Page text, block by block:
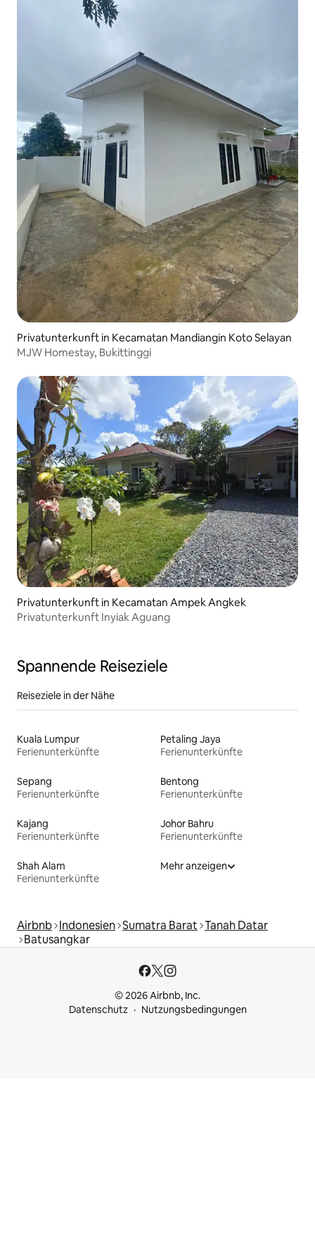
Privatunterkunft in Kecamatan Mandiangin Koto Selayan
MJW Homestay, Bukittinggi
Privatunterkunft in Kecamatan Ampek Angkek
Privatunterkunft Inyiak Aguang
Spannende Reiseziele
Reiseziele in der Nähe
Kuala Lumpur
Ferienunterkünfte
Petaling Jaya
Ferienunterkünfte
Sepang
Ferienunterkünfte
Bentong
Ferienunterkünfte
Kajang
Ferienunterkünfte
Johor Bahru
Ferienunterkünfte
Shah Alam
Ferienunterkünfte
Mehr anzeigen
Airbnb Indonesien Sumatra Barat Tanah Datar
Batusangkar
© 2026 Airbnb, Inc.
Datenschutz
Nutzungsbedingungen